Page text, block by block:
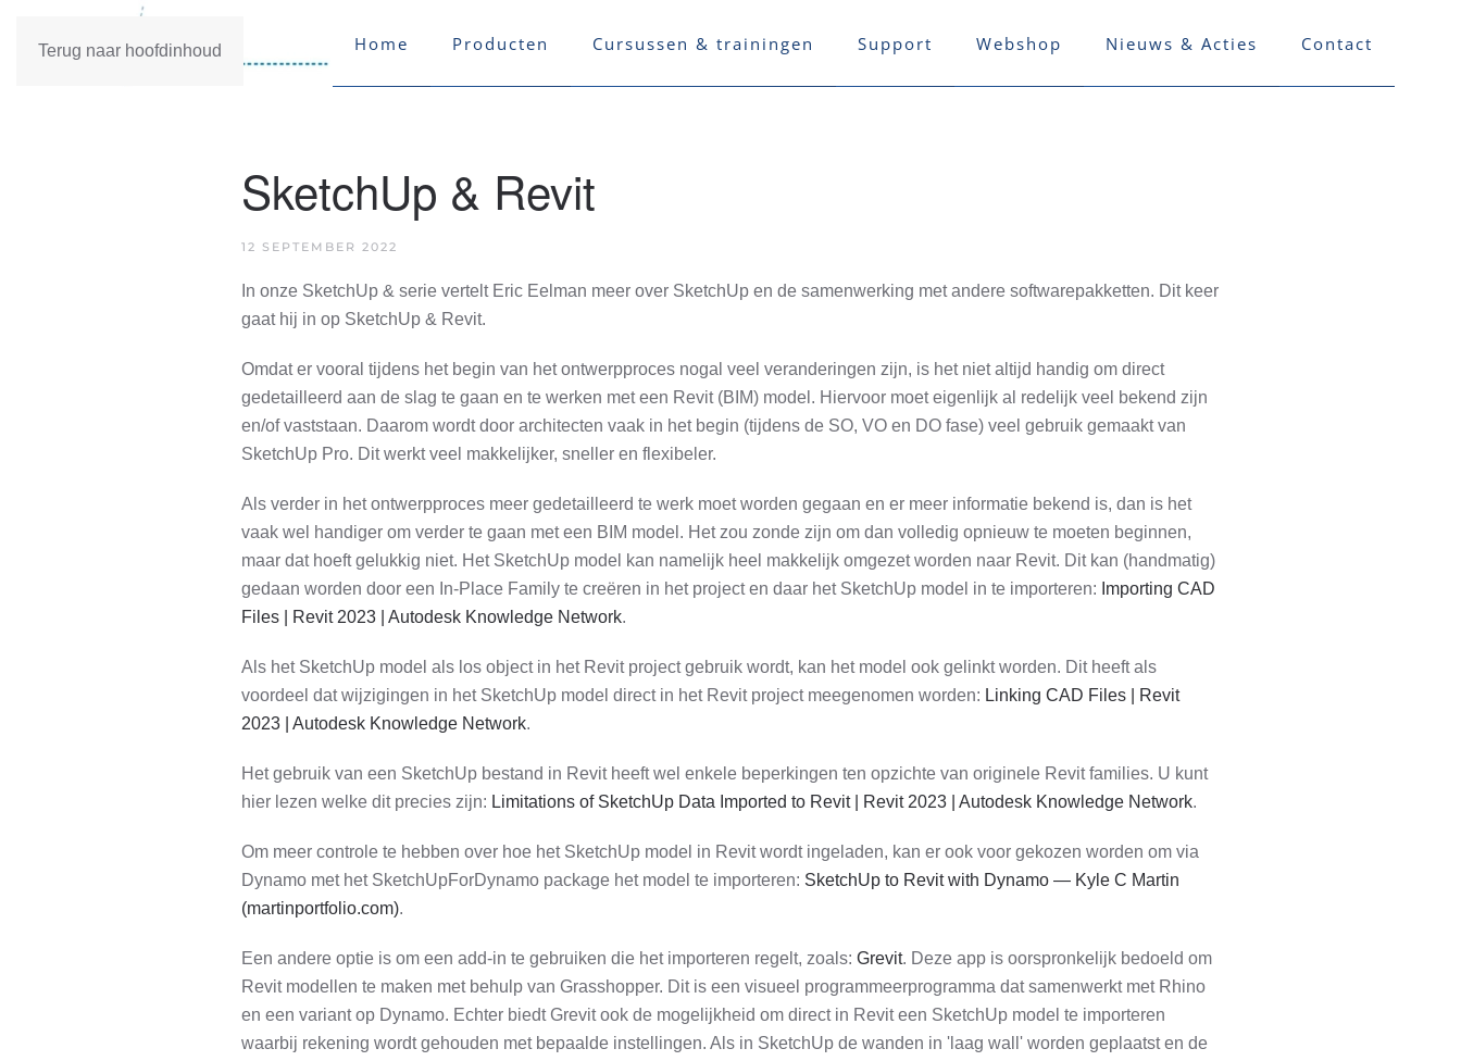
Terug naar hoofdinhoud Home Producten Cursussen & trainingen Support Webshop Nieuws & Acties Contact
SketchUp & Revit
12 SEPTEMBER 2022
In onze SketchUp & serie vertelt Eric Eelman meer over SketchUp en de samenwerking met andere softwarepakketten. Dit keer
gaat hij in op SketchUp & Revit.
Omdat er vooral tijdens het begin van het ontwerpproces nogal veel veranderingen zijn, is het niet altijd handig om direct
gedetailleerd aan de slag te gaan en te werken met een Revit (BIM) model. Hiervoor moet eigenlijk al redelijk veel bekend zijn
en/of vaststaan. Daarom wordt door architecten vaak in het begin (tijdens de SO, VO en DO fase) veel gebruik gemaakt van
SketchUp Pro. Dit werkt veel makkelijker, sneller en flexibeler.
Als verder in het ontwerpproces meer gedetailleerd te werk moet worden gegaan en er meer informatie bekend is, dan is het
vaak wel handiger om verder te gaan met een BIM model. Het zou zonde zijn om dan volledig opnieuw te moeten beginnen,
maar dat hoeft gelukkig niet. Het SketchUp model kan namelijk heel makkelijk omgezet worden naar Revit. Dit kan (handmatig)
gedaan worden door een In-Place Family te creëren in het project en daar het SketchUp model in te importeren: Importing CAD
Files | Revit 2023 | Autodesk Knowledge Network.
Als het SketchUp model als los object in het Revit project gebruik wordt, kan het model ook gelinkt worden. Dit heeft als
voordeel dat wijzigingen in het SketchUp model direct in het Revit project meegenomen worden: Linking CAD Files | Revit
2023 | Autodesk Knowledge Network.
Het gebruik van een SketchUp bestand in Revit heeft wel enkele beperkingen ten opzichte van originele Revit families. U kunt
hier lezen welke dit precies zijn: Limitations of SketchUp Data Imported to Revit | Revit 2023 | Autodesk Knowledge Network.
Om meer controle te hebben over hoe het SketchUp model in Revit wordt ingeladen, kan er ook voor gekozen worden om via
Dynamo met het SketchUpForDynamo package het model te importeren: SketchUp to Revit with Dynamo — Kyle C Martin
(martinportfolio.com).
Een andere optie is om een add-in te gebruiken die het importeren regelt, zoals: Grevit. Deze app is oorspronkelijk bedoeld om
Revit modellen te maken met behulp van Grasshopper. Dit is een visueel programmeerprogramma dat samenwerkt met Rhino
en een variant op Dynamo. Echter biedt Grevit ook de mogelijkheid om direct in Revit een SketchUp model te importeren
waarbij rekening wordt gehouden met bepaalde instellingen. Als in SketchUp de wanden in 'laag wall' worden geplaatst en de